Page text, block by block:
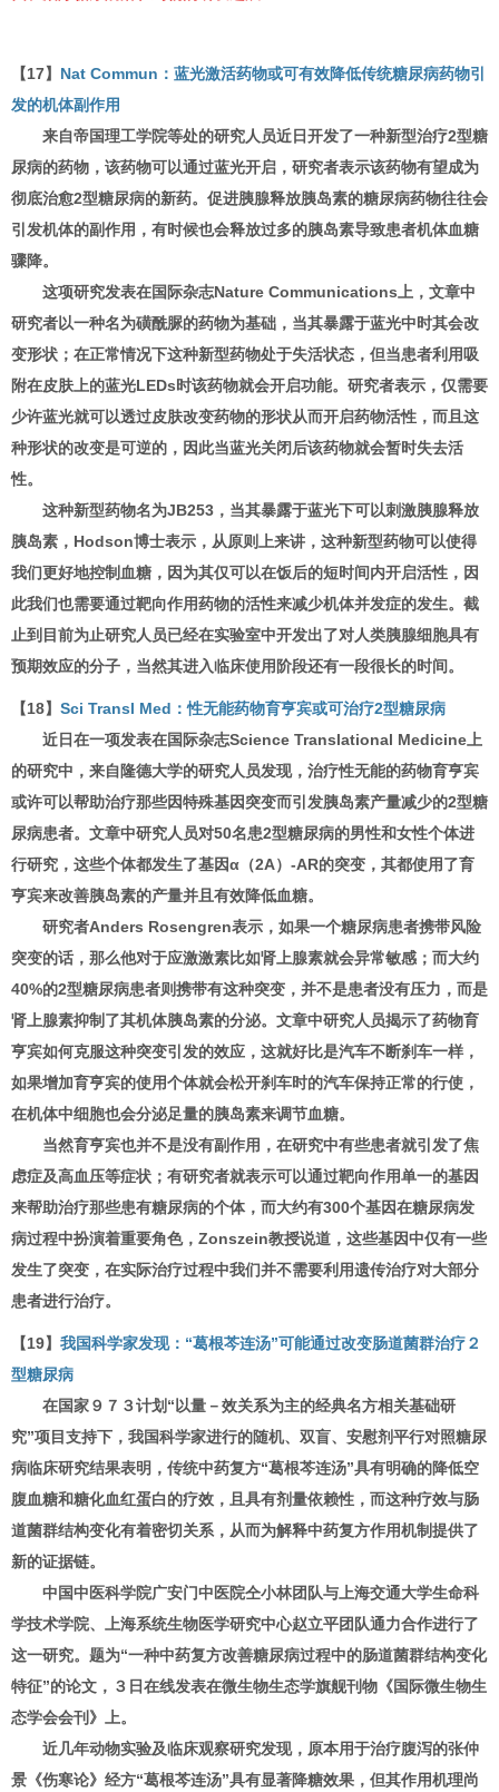
【17】 Nat Commun：蓝光激活药物或可有效降低传统糖尿病药物引
发的机体副作用
来自帝国理工学院等处的研究人员近日开发了一种新型治疗2型糖
尿病的药物，该药物可以通过蓝光开启，研究者表示该药物有望成为
彻底治愈2型糖尿病的新药。促进胰腺释放胰岛素的糖尿病药物往往会
引发机体的副作用，有时候也会释放过多的胰岛素导致患者机体血糖
骤降。
这项研究发表在国际杂志Nature Communications上，文章中
研究者以一种名为磺酰脲的药物为基础，当其暴露于蓝光中时其会改
变形状；在正常情况下这种新型药物处于失活状态，但当患者利用吸
附在皮肤上的蓝光LEDs时该药物就会开启功能。研究者表示，仅需要
少许蓝光就可以透过皮肤改变药物的形状从而开启药物活性，而且这
种形状的改变是可逆的，因此当蓝光关闭后该药物就会暂时失去活
性。
这种新型药物名为JB253，当其暴露于蓝光下可以刺激胰腺释放
胰岛素，Hodson博士表示，从原则上来讲，这种新型药物可以使得
我们更好地控制血糖，因为其仅可以在饭后的短时间内开启活性，因
此我们也需要通过靶向作用药物的活性来减少机体并发症的发生。截
止到目前为止研究人员已经在实验室中开发出了对人类胰腺细胞具有
预期效应的分子，当然其进入临床使用阶段还有一段很长的时间。
【18】 Sci Transl Med：性无能药物育亨宾或可治疗2型糖尿病
近日在一项发表在国际杂志Science Translational Medicine上
的研究中，来自隆德大学的研究人员发现，治疗性无能的药物育亨宾
或许可以帮助治疗那些因特殊基因突变而引发胰岛素产量减少的2型糖
尿病患者。文章中研究人员对50名患2型糖尿病的男性和女性个体进
行研究，这些个体都发生了基因α（2A）-AR的突变，其都使用了育
亨宾来改善胰岛素的产量并且有效降低血糖。
研究者Anders Rosengren表示，如果一个糖尿病患者携带风险
突变的话，那么他对于应激激素比如肾上腺素就会异常敏感；而大约
40%的2型糖尿病患者则携带有这种突变，并不是患者没有压力，而是
肾上腺素抑制了其机体胰岛素的分泌。文章中研究人员揭示了药物育
亨宾如何克服这种突变引发的效应，这就好比是汽车不断刹车一样，
如果增加育亨宾的使用个体就会松开刹车时的汽车保持正常的行使，
在机体中细胞也会分泌足量的胰岛素来调节血糖。
当然育亨宾也并不是没有副作用，在研究中有些患者就引发了焦
虑症及高血压等症状；有研究者就表示可以通过靶向作用单一的基因
来帮助治疗那些患有糖尿病的个体，而大约有300个基因在糖尿病发
病过程中扮演着重要角色，Zonszein教授说道，这些基因中仅有一些
发生了突变，在实际治疗过程中我们并不需要利用遗传治疗对大部分
患者进行治疗。
【19】 我国科学家发现：“葛根芩连汤”可能通过改变肠道菌群治疗２
型糖尿病
在国家９７３计划“以量－效关系为主的经典名方相关基础研
究”项目支持下，我国科学家进行的随机、双盲、安慰剂平行对照糖尿
病临床研究结果表明，传统中药复方“葛根芩连汤”具有明确的降低空
腹血糖和糖化血红蛋白的疗效，且具有剂量依赖性，而这种疗效与肠
道菌群结构变化有着密切关系，从而为解释中药复方作用机制提供了
新的证据链。
中国中医科学院广安门中医院仝小林团队与上海交通大学生命科
学技术学院、上海系统生物医学研究中心赵立平团队通力合作进行了
这一研究。题为“一种中药复方改善糖尿病过程中的肠道菌群结构变化
特征”的论文，３日在线发表在微生物生态学旗舰刊物《国际微生物生
态学会会刊》上。
近几年动物实验及临床观察研究发现，原本用于治疗腹泻的张仲
景《伤寒论》经方“葛根芩连汤”具有显著降糖效果，但其作用机理尚